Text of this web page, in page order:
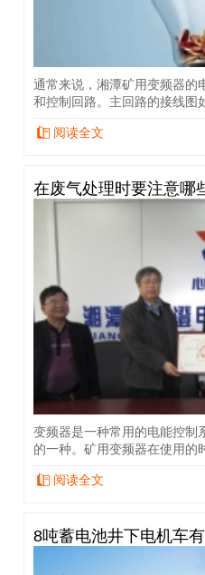
通常来说，湘潭矿用变频器的
和控制回路。主回路的接线图
阅读全文
在废气处理时要注意哪
变频器是一种常用的电能控制
的一种。矿用变频器在使用的
阅读全文
8吨蓄电池井下电机车